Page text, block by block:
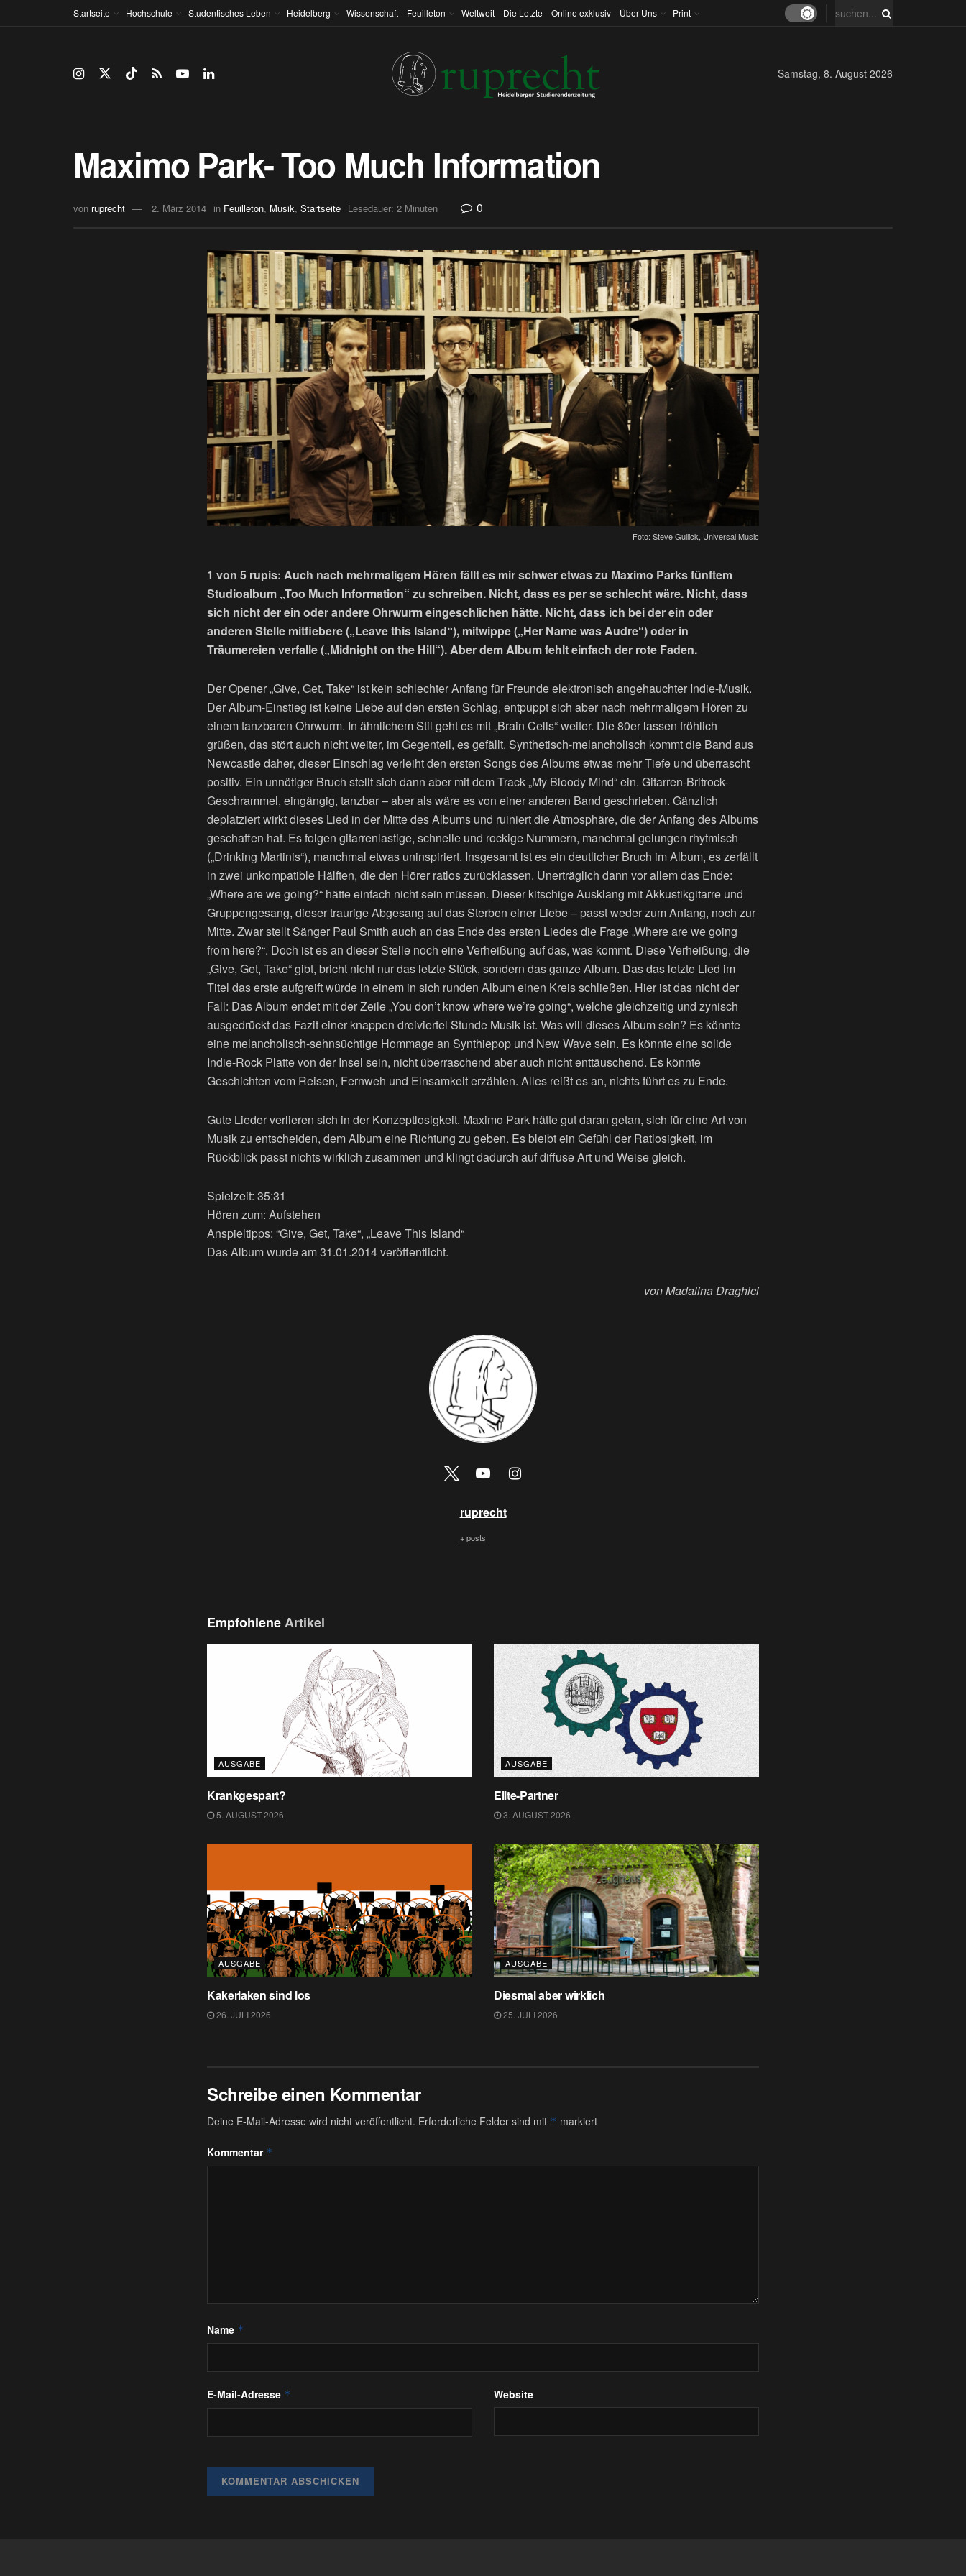
Startseite Hochschule Studentisches Leben Heidelberg Wissenschaft Feuilleton Weltweit Die Letzte Online exklusiv Über Uns Print
Samstag, 8. August 2026
Maximo Park- Too Much Information
von ruprecht 2. März 2014 in Feuilleton, Musik, Startseite Lesedauer: 2 Minuten 0
Foto: Steve Gullick, Universal Music
1 von 5 rupis: Auch nach mehrmaligem Hören fällt es mir schwer etwas zu Maximo Parks fünftem
Studioalbum „Too Much Information“ zu schreiben. Nicht, dass es per se schlecht wäre. Nicht, dass
sich nicht der ein oder andere Ohrwurm eingeschlichen hätte. Nicht, dass ich bei der ein oder
anderen Stelle mitfiebere („Leave this Island“), mitwippe („Her Name was Audre“) oder in
Träumereien verfalle („Midnight on the Hill“). Aber dem Album fehlt einfach der rote Faden.
Der Opener „Give, Get, Take“ ist kein schlechter Anfang für Freunde elektronisch angehauchter Indie-Musik.
Der Album-Einstieg ist keine Liebe auf den ersten Schlag, entpuppt sich aber nach mehrmaligem Hören zu
einem tanzbaren Ohrwurm. In ähnlichem Stil geht es mit „Brain Cells“ weiter. Die 80er lassen fröhlich
grüßen, das stört auch nicht weiter, im Gegenteil, es gefällt. Synthetisch-melancholisch kommt die Band aus
Newcastle daher, dieser Einschlag verleiht den ersten Songs des Albums etwas mehr Tiefe und überrascht
positiv. Ein unnötiger Bruch stellt sich dann aber mit dem Track „My Bloody Mind“ ein. Gitarren-Britrock-
Geschrammel, eingängig, tanzbar – aber als wäre es von einer anderen Band geschrieben. Gänzlich
deplatziert wirkt dieses Lied in der Mitte des Albums und ruiniert die Atmosphäre, die der Anfang des Albums
geschaffen hat. Es folgen gitarrenlastige, schnelle und rockige Nummern, manchmal gelungen rhytmisch
(„Drinking Martinis“), manchmal etwas uninspiriert. Insgesamt ist es ein deutlicher Bruch im Album, es zerfällt
in zwei unkompatible Hälften, die den Hörer ratlos zurücklassen. Unerträglich dann vor allem das Ende:
„Where are we going?“ hätte einfach nicht sein müssen. Dieser kitschige Ausklang mit Akkustikgitarre und
Gruppengesang, dieser traurige Abgesang auf das Sterben einer Liebe – passt weder zum Anfang, noch zur
Mitte. Zwar stellt Sänger Paul Smith auch an das Ende des ersten Liedes die Frage „Where are we going
from here?“. Doch ist es an dieser Stelle noch eine Verheißung auf das, was kommt. Diese Verheißung, die
„Give, Get, Take“ gibt, bricht nicht nur das letzte Stück, sondern das ganze Album. Das das letzte Lied im
Titel das erste aufgreift würde in einem in sich runden Album einen Kreis schließen. Hier ist das nicht der
Fall: Das Album endet mit der Zeile „You don’t know where we’re going“, welche gleichzeitig und zynisch
ausgedrückt das Fazit einer knappen dreiviertel Stunde Musik ist. Was will dieses Album sein? Es könnte
eine melancholisch-sehnsüchtige Hommage an Synthiepop und New Wave sein. Es könnte eine solide
Indie-Rock Platte von der Insel sein, nicht überraschend aber auch nicht enttäuschend. Es könnte
Geschichten vom Reisen, Fernweh und Einsamkeit erzählen. Alles reißt es an, nichts führt es zu Ende.
Gute Lieder verlieren sich in der Konzeptlosigkeit. Maximo Park hätte gut daran getan, sich für eine Art von
Musik zu entscheiden, dem Album eine Richtung zu geben. Es bleibt ein Gefühl der Ratlosigkeit, im
Rückblick passt nichts wirklich zusammen und klingt dadurch auf diffuse Art und Weise gleich.
Spielzeit: 35:31
Hören zum: Aufstehen
Anspieltipps: “Give, Get, Take“, „Leave This Island“
Das Album wurde am 31.01.2014 veröffentlicht.
von Madalina Draghici
ruprecht
+ posts
EmpfohleneArtikel
AUSGABE
Krankgespart?
5. AUGUST 2026
AUSGABE
Elite-Partner
3. AUGUST 2026
AUSGABE
Kakerlaken sind los
26. JULI 2026
AUSGABE
Diesmal aber wirklich
25. JULI 2026
Schreibe einen Kommentar
Deine E-Mail-Adresse wird nicht veröffentlicht. Erforderliche Felder sind mit * markiert
Kommentar *
Name *
E-Mail-Adresse * Website